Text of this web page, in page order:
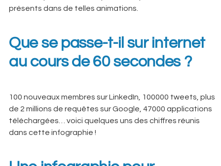
présents dans de telles animations.
Que se passe-t-il sur internet
au cours de 60 secondes ?
100 nouveaux membres sur LinkedIn, 100000 tweets, plus
de 2 millions de requêtes sur Google, 47000 applications
téléchargées… voici quelques uns des chiffres réunis
dans cette infographie !